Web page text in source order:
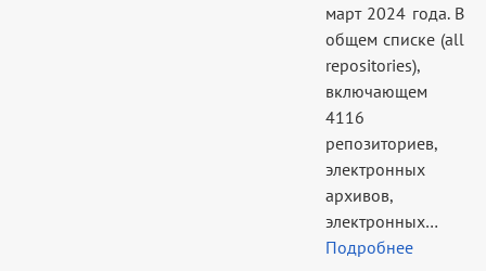
март 2024 года. В
общем списке (all
repositories),
включающем
4116
репозиториев,
электронных
архивов,
электронных…
Подробнее